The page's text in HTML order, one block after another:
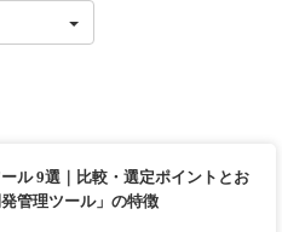
ル 9選｜比較・選定ポイントとお
管理ツール」の特徴